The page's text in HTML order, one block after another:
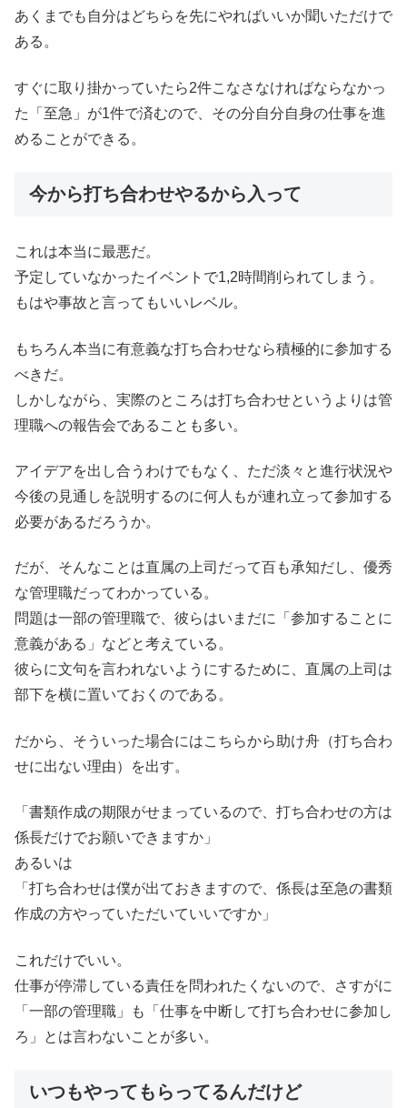
あくまでも自分はどちらを先にやればいいか聞いただけで
ある。
すぐに取り掛かっていたら2件こなさなければならなかっ
た「至急」が1件で済むので、その分自分自身の仕事を進
めることができる。
今から打ち合わせやるから入って
これは本当に最悪だ。
予定していなかったイベントで1,2時間削られてしまう。
もはや事故と言ってもいいレベル。
もちろん本当に有意義な打ち合わせなら積極的に参加する
べきだ。
しかしながら、実際のところは打ち合わせというよりは管
理職への報告会であることも多い。
アイデアを出し合うわけでもなく、ただ淡々と進行状況や
今後の見通しを説明するのに何人もが連れ立って参加する
必要があるだろうか。
だが、そんなことは直属の上司だって百も承知だし、優秀
な管理職だってわかっている。
問題は一部の管理職で、彼らはいまだに「参加することに
意義がある」などと考えている。
彼らに文句を言われないようにするために、直属の上司は
部下を横に置いておくのである。
だから、そういった場合にはこちらから助け舟（打ち合わ
せに出ない理由）を出す。
「書類作成の期限がせまっているので、打ち合わせの方は
係長だけでお願いできますか」
あるいは
「打ち合わせは僕が出ておきますので、係長は至急の書類
作成の方やっていただいていいですか」
これだけでいい。
仕事が停滞している責任を問われたくないので、さすがに
「一部の管理職」も「仕事を中断して打ち合わせに参加し
ろ」とは言わないことが多い。
いつもやってもらってるんだけど